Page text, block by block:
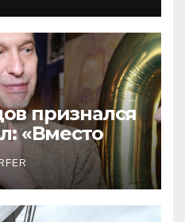
признался
«Вместо